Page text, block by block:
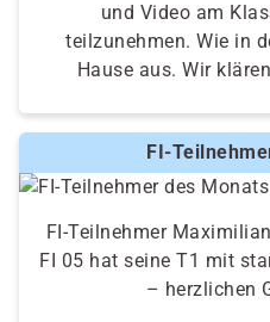
und Video am
teilzunehmen. Wie in
Hause aus. Wir
FI-
FI-Teilnehmer
FI 05 hat seine T1 mit
– herzlichen